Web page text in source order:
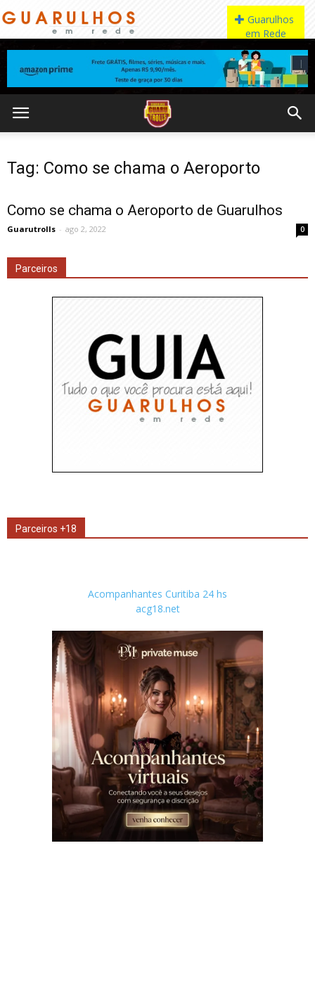
Tag: Como se chama o Aeroporto
Como se chama o Aeroporto de Guarulhos
Guarutrolls - ago 2, 2022 0
Parceiros
Parceiros +18
Acompanhantes Curitiba 24 hs
acg18.net